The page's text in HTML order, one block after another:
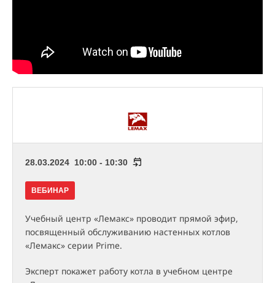
28.03.2024 10:00 - 10:30
ВЕБИНАР
Учебный центр «Лемакс» проводит прямой эфир,
посвященный обслуживанию настенных котлов
«Лемакс» серии Prime.
Эксперт покажет работу котла в учебном центре